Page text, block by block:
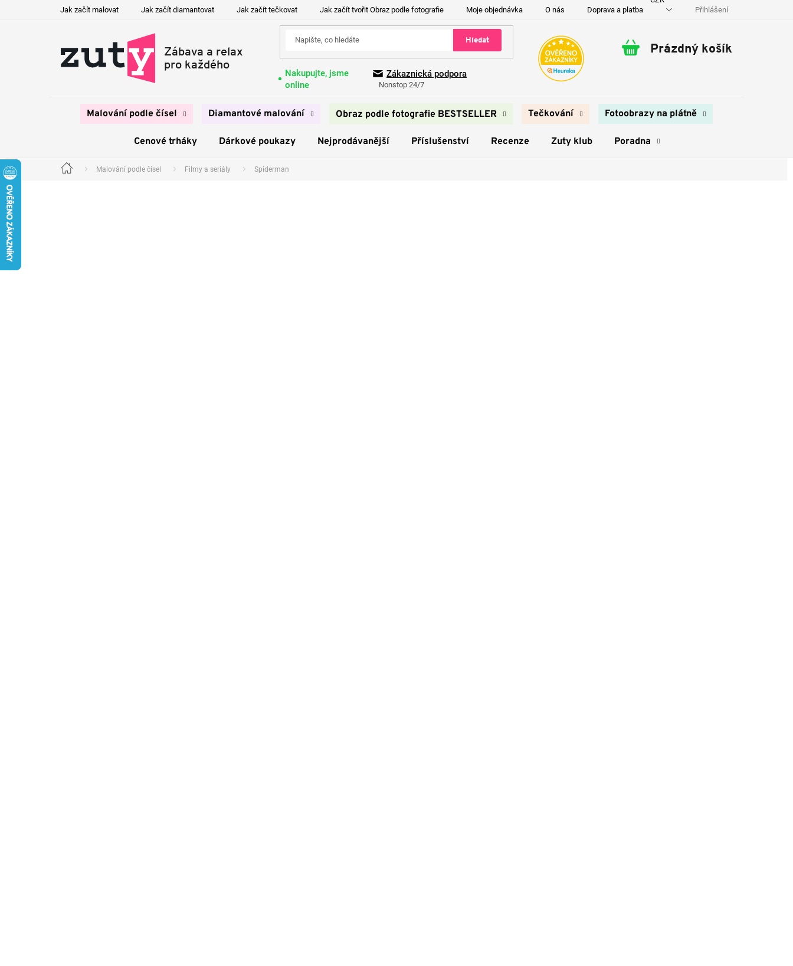
Jak začít malovat Jak začít diamantovat Jak začít tečkovat Jak začít tvořit Obraz podle fotografie Moje objednávka O nás Doprava a platba Kontakty Přihlášení
Hledat
Nakupujte, jsme
online
Zákaznická podpora
Nonstop 24/7
Nákupní
Prázdný košík
Malování podle čísel Diamantové malování Obraz podle fotografie BESTSELLER Tečkování Fotoobrazy na plátně
Cenové trháky Dárkové poukazy Nejprodávanější Příslušenství Recenze Zuty klub Poradna
Domů Malování podle čísel Filmy a seriály Spiderman